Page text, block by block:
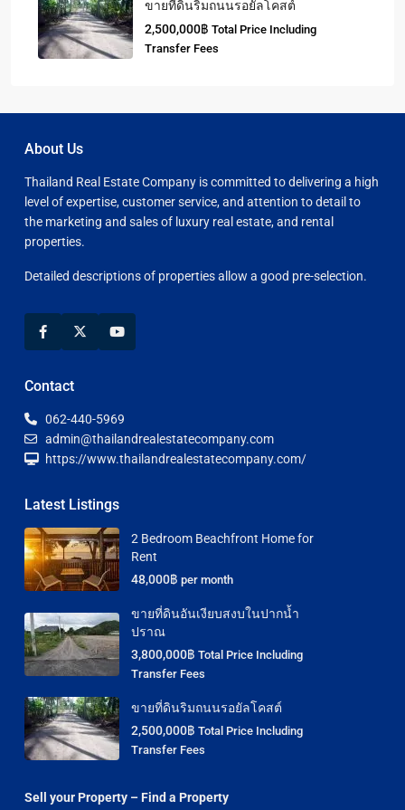
ขายที่ดินริมถนนรอยัลโคสต์
2,500,000฿ Total Price Including
Transfer Fees
About Us
Thailand Real Estate Company is committed to delivering a high
level of expertise, customer service, and attention to detail to
the marketing and sales of luxury real estate, and rental
properties.
Detailed descriptions of properties allow a good pre-selection.
Contact
062-440-5969
admin@thailandrealestatecompany.com
https://www.thailandrealestatecompany.com/
Latest Listings
2 Bedroom Beachfront Home for
Rent
48,000฿ per month
ขายที่ดินอันเงียบสงบในปากน้ำ
ปราณ
3,800,000฿ Total Price Including
Transfer Fees
ขายที่ดินริมถนนรอยัลโคสต์
2,500,000฿ Total Price Including
Transfer Fees
Sell your Property – Find a Property